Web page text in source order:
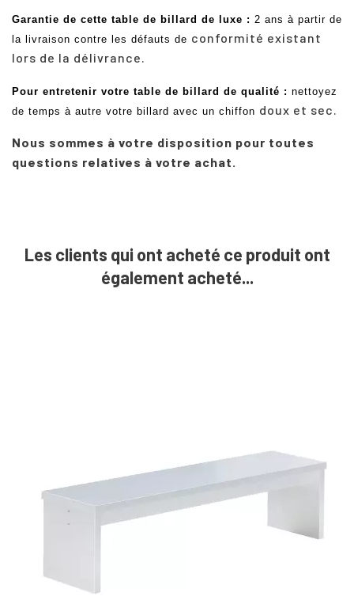
Garantie de cette table de billard de luxe : 2 ans à partir de
la livraison contre les défauts de conformité existant
lors de la délivrance.
Pour entretenir votre table de billard de qualité : nettoyez
de temps à autre votre billard avec un chiffon doux et sec.
Nous sommes à votre disposition pour toutes
questions relatives à votre achat.
Les clients qui ont acheté ce produit ont
également acheté...